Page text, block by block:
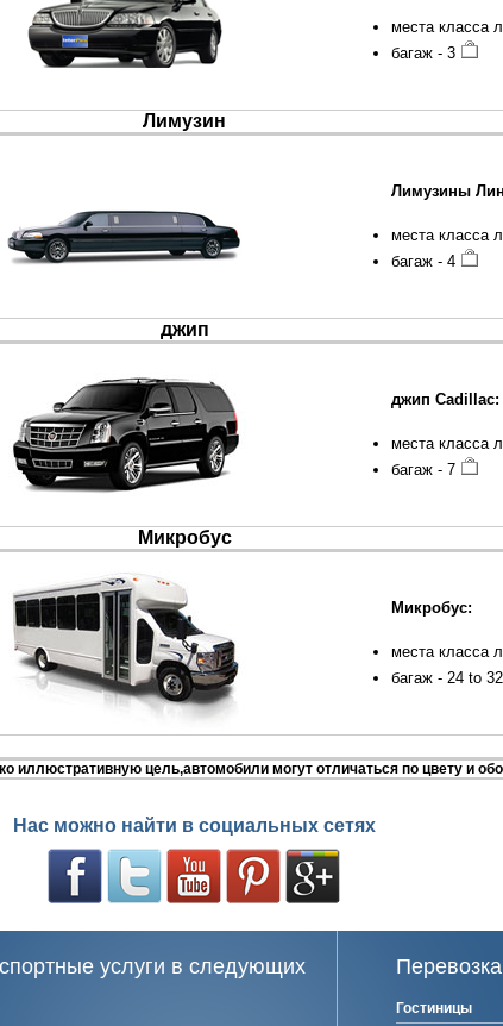
места класса
багаж - 3
Лимузин
Лимузины
места класса
багаж - 4
джип
джип Cadillac:
места класса
багаж - 7
Микробус
Микробус:
места класса
багаж - 24 to 32
иллюстративную цель,автомобили могут отличаться по цвету и
Нас можно найти в социальных сетях
услуги в следующих
Гостиницы